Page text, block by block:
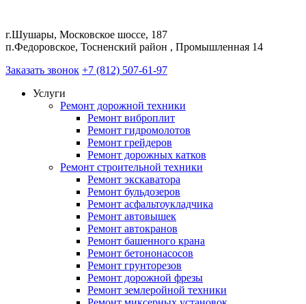
г.Шушары, Московское шоссе, 187
п.Федоровское, Тосненский район , Промышленная 14
Заказать звонок +7 (812) 507-61-97
Услуги
Ремонт дорожной техники
Ремонт виброплит
Ремонт гидромолотов
Ремонт грейдеров
Ремонт дорожных катков
Ремонт строительной техники
Ремонт экскаватора
Ремонт бульдозеров
Ремонт асфальтоукладчика
Ремонт автовышек
Ремонт автокранов
Ремонт башенного крана
Ремонт бетононасосов
Ремонт грунторезов
Ремонт дорожной фрезы
Ремонт землеройной техники